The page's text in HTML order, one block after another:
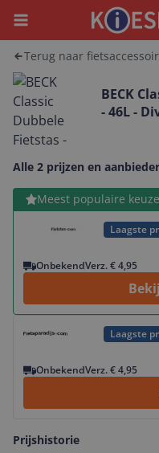
Menu
Terug naar
BECK
- 46L -
Alle 2 prijzen en
Meest populaire keuze
Laagste
OnbekendVerz. € 4,95
Bekijk product
Laagste
OnbekendVerz. € 4,95
Prijshistorie